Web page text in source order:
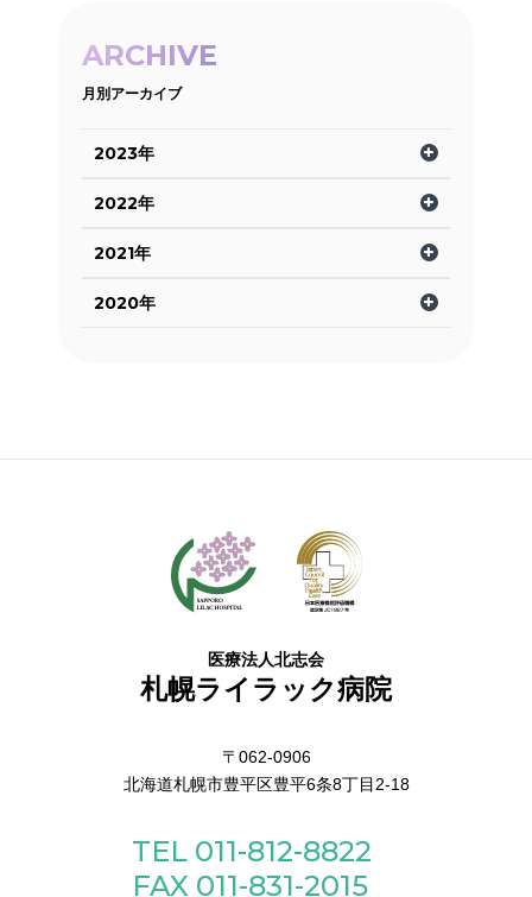
ARCHIVE
月別アーカイブ
2023年
2022年
2021年
2020年
医療法人北志会
札幌ライラック病院
〒062-0906
北海道札幌市豊平区豊平6条8丁目2-18
TEL 011-812-8822
FAX 011-831-2015